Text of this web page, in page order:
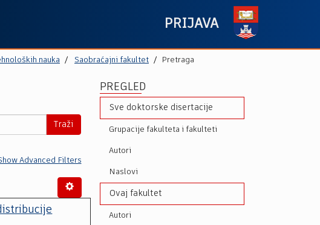
PRIJAVA
nauka Saobraćajni fakultet Pretraga
Traži
Advanced Filters
PREGLED
Sve doktorske disertacije
Grupacije fakulteta i fakulteti
Autori
Naslovi
Ovaj fakultet
Autori